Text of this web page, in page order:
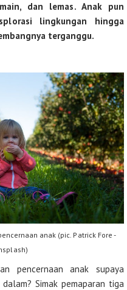
dan lemas. Anak pun
lingkungan hingga
terganggu.
anak (pic. Patrick Fore -
pencernaan anak supaya
Simak pemaparan tiga